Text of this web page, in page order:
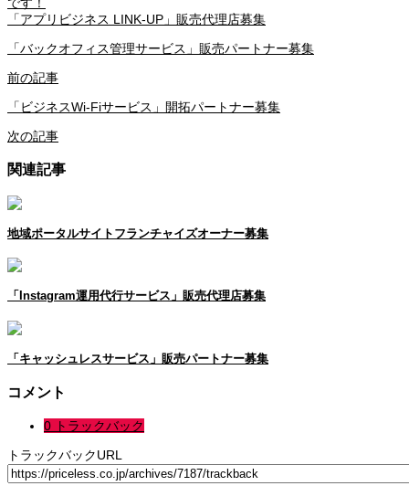
「アプリビジネス LINK-UP」販売代理店募集
「バックオフィス管理サービス」販売パートナー募集
前の記事
「ビジネスWi-Fiサービス」開拓パートナー募集
次の記事
関連記事
地域ポータルサイトフランチャイズオーナー募集
「Instagram運用代行サービス」販売代理店募集
「キャッシュレスサービス」販売パートナー募集
コメント
0 トラックバック
トラックバックURL